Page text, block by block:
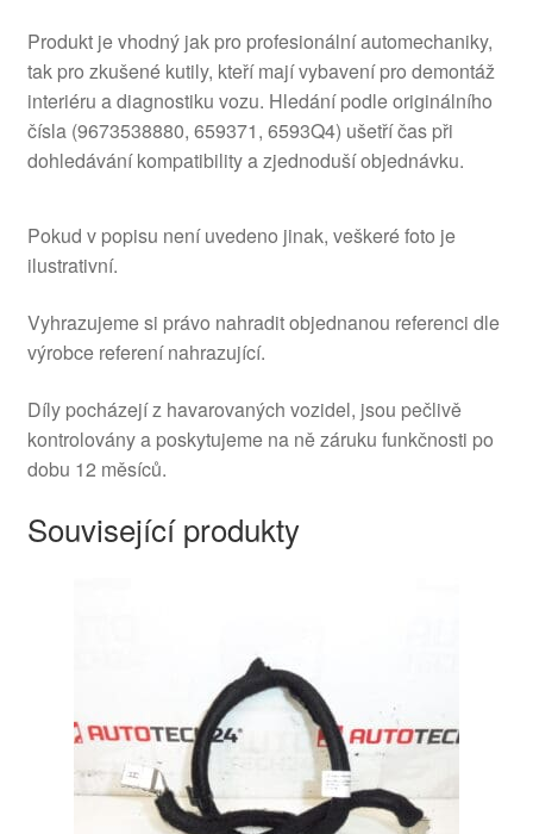
Produkt je vhodný jak pro profesionální automechaniky,
tak pro zkušené kutily, kteří mají vybavení pro demontáž
interiéru a diagnostiku vozu. Hledání podle originálního
čísla (9673538880, 659371, 6593Q4) ušetří čas při
dohledávání kompatibility a zjednoduší objednávku.
Pokud v popisu není uvedeno jinak, veškeré foto je
ilustrativní.
Vyhrazujeme si právo nahradit objednanou referenci dle
výrobce referení nahrazující.
Díly pocházejí z havarovaných vozidel, jsou pečlivě
kontrolovány a poskytujeme na ně záruku funkčnosti po
dobu 12 měsíců.
Související produkty